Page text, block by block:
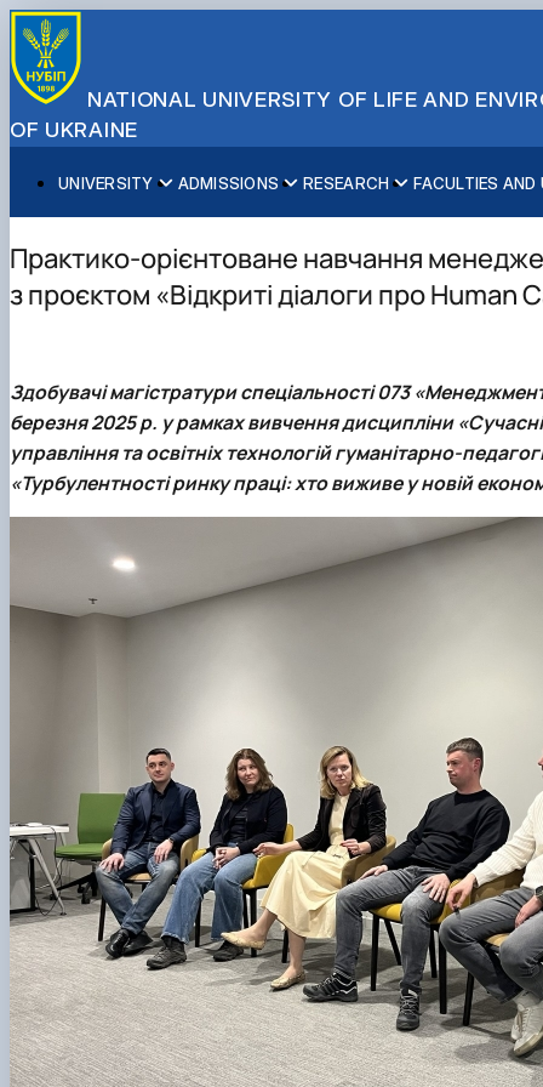
NATIONAL UNIVERSITY OF LIFE AND
OF UKRAINE
UNIVERSITY
About NUBiP
Campus & Facilities
Distinguished Community
ADMISSIONS
Academic Programs
International Student Support
About Ukraine and Kyiv
RESEARCH
Research Excellence
Projects
Publications & Journals
Science for Business
FACULTIES AND
Educational and Research Institutes
Educational & Research Farms
Research Institutes
Partnerships
Erasmus+ Mobility
International Relations Office
Faculties and Units
Press Service
Практико-орієнтоване навчання
з проєктом «Відкриті діалоги про Human
Здобувачі магістратури спеціальності 073
березня 2025 р. у рамках вивчення дисципліни
управління та освітніх технологій гуманітарно-
«Турбулентності ринку праці: хто виживе у новій